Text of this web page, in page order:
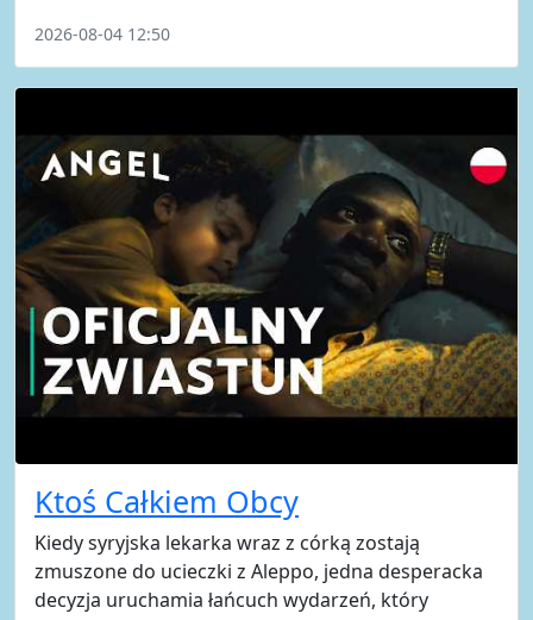
2026-08-04 12:50
Ktoś Całkiem Obcy
Kiedy syryjska lekarka wraz z córką zostają
zmuszone do ucieczki z Aleppo, jedna desperacka
decyzja uruchamia łańcuch wydarzeń, który